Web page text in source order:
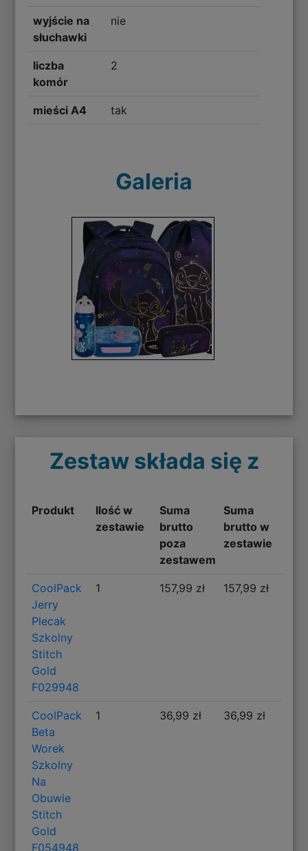
wyjście na
słuchawki
nie
liczba
komór
2
mieści A4 tak
Galeria
Zestaw składa się z
Produkt
Ilość w
zestawie
Suma
brutto
poza
zestawem
Suma
brutto w
zestawie
CoolPack
Jerry
Plecak
Szkolny
Stitch
Gold
F029948
1 157,99 zł 157,99 zł
CoolPack
Beta
Worek
Szkolny
Na
Obuwie
Stitch
Gold
F054948
1 36,99 zł 36,99 zł